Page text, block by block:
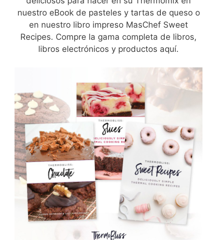
nuestro eBook de pasteles y tartas de queso o
en nuestro libro impreso MasChef Sweet
Recipes. Compre la gama completa de libros,
libros electrónicos y productos aquí.